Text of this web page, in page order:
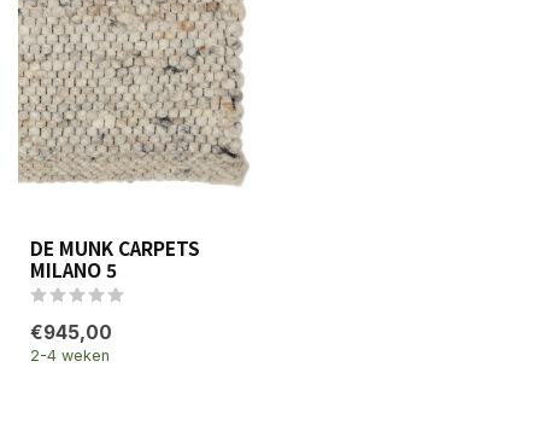
DE MUNK CARPETS
MILANO 5
€945,00
2-4 weken